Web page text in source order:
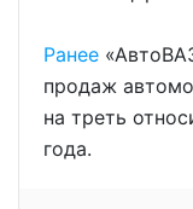
Ранее
продаж
на треть
года.